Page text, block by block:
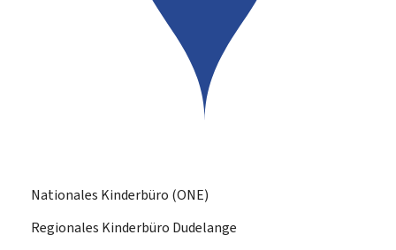
Nationales Kinderbüro (ONE)
Regionales Kinderbüro Dudelange